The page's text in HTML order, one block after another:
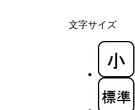
文字サイズ